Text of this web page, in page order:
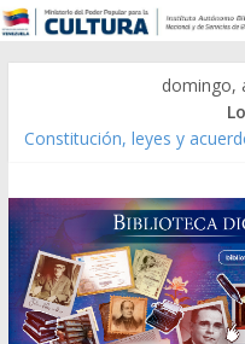
domingo,
Constitución, leyes y
Modesta Bor Sánchez
Gaceta Oficial de la
Caracas 09 de marzo de
Catálogo temático de